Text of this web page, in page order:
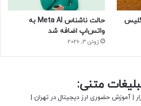
حالت ناشناس Meta AI به
واتس‌اپ اضافه شد
ژوئن 3, 2026
متنی:
| آموزش حضوری ارز دیجیتال در تهران |